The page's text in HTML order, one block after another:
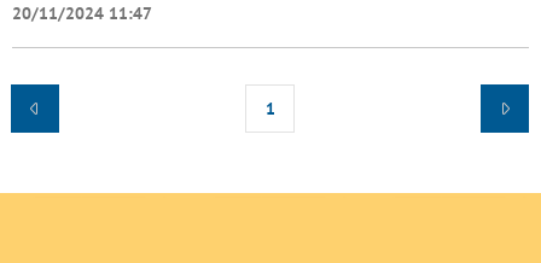
20/11/2024 11:47
1